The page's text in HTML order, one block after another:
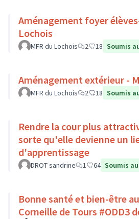
Aménagement foyer
Lochois
MFR du Lochois 2 18 Soumis
Aménagement extérieur -
MFR du Lochois 2 18 Soumis
Rendre la cour plus
sorte qu'elle devienne un
d'apprentissage
DROT sandrine 1 64 Soumis
Bonne santé et bien-être
Corneille de Tours #ODD3